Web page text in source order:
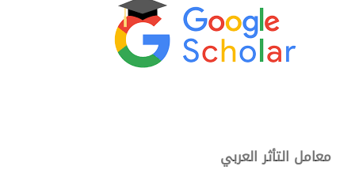
معامل التأثر العربي